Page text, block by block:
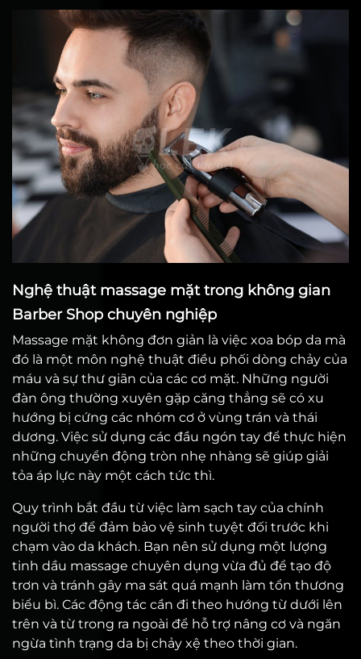
Nghệ thuật massage mặt trong không gian
Barber Shop chuyên nghiệp
Massage mặt không đơn giản là việc xoa bóp da mà
đó là một môn nghệ thuật điều phối dòng chảy của
máu và sự thư giãn của các cơ mặt. Những người
đàn ông thường xuyên gặp căng thẳng sẽ có xu
hướng bị cứng các nhóm cơ ở vùng trán và thái
dương. Việc sử dụng các đầu ngón tay để thực hiện
những chuyển động tròn nhẹ nhàng sẽ giúp giải
tỏa áp lực này một cách tức thì.
Quy trình bắt đầu từ việc làm sạch tay của chính
người thợ để đảm bảo vệ sinh tuyệt đối trước khi
chạm vào da khách. Bạn nên sử dụng một lượng
tinh dầu massage chuyên dụng vừa đủ để tạo độ
trơn và tránh gây ma sát quá mạnh làm tổn thương
biểu bì. Các động tác cần đi theo hướng từ dưới lên
trên và từ trong ra ngoài để hỗ trợ nâng cơ và ngăn
ngừa tình trạng da bị chảy xệ theo thời gian.